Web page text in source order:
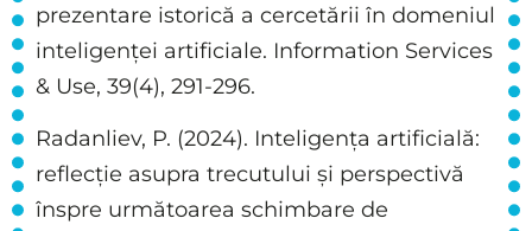
prezentare istorică a cercetării în domeniul
inteligenței artificiale. Information Services
& Use, 39(4), 291-296.
Radanliev, P. (2024). Inteligența artificială:
reflecție asupra trecutului și perspectivă
înspre următoarea schimbare de